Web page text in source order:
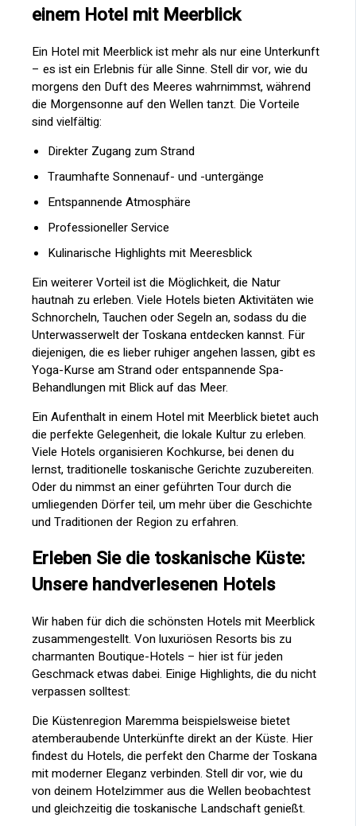
einem Hotel mit Meerblick
Ein Hotel mit Meerblick ist mehr als nur eine Unterkunft
– es ist ein Erlebnis für alle Sinne. Stell dir vor, wie du
morgens den Duft des Meeres wahrnimmst, während
die Morgensonne auf den Wellen tanzt. Die Vorteile
sind vielfältig:
Direkter Zugang zum Strand
Traumhafte Sonnenauf- und -untergänge
Entspannende Atmosphäre
Professioneller Service
Kulinarische Highlights mit Meeresblick
Ein weiterer Vorteil ist die Möglichkeit, die Natur
hautnah zu erleben. Viele Hotels bieten Aktivitäten wie
Schnorcheln, Tauchen oder Segeln an, sodass du die
Unterwasserwelt der Toskana entdecken kannst. Für
diejenigen, die es lieber ruhiger angehen lassen, gibt es
Yoga-Kurse am Strand oder entspannende Spa-
Behandlungen mit Blick auf das Meer.
Ein Aufenthalt in einem Hotel mit Meerblick bietet auch
die perfekte Gelegenheit, die lokale Kultur zu erleben.
Viele Hotels organisieren Kochkurse, bei denen du
lernst, traditionelle toskanische Gerichte zuzubereiten.
Oder du nimmst an einer geführten Tour durch die
umliegenden Dörfer teil, um mehr über die Geschichte
und Traditionen der Region zu erfahren.
Erleben Sie die toskanische Küste:
Unsere handverlesenen Hotels
Wir haben für dich die schönsten Hotels mit Meerblick
zusammengestellt. Von luxuriösen Resorts bis zu
charmanten Boutique-Hotels – hier ist für jeden
Geschmack etwas dabei. Einige Highlights, die du nicht
verpassen solltest:
Die Küstenregion Maremma beispielsweise bietet
atemberaubende Unterkünfte direkt an der Küste. Hier
findest du Hotels, die perfekt den Charme der Toskana
mit moderner Eleganz verbinden. Stell dir vor, wie du
von deinem Hotelzimmer aus die Wellen beobachtest
und gleichzeitig die toskanische Landschaft genießt.